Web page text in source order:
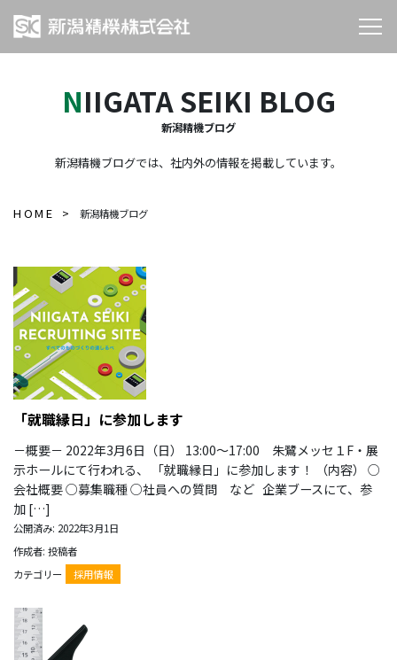
NIIGATA SEIKI BLOG
新潟精機ブログ
新潟精機ブログでは、社内外の情報を掲載しています。
HOME 新潟精機ブログ
「就職縁日」に参加します
－概要－ 2022年3月6日（日） 13:00～17:00 朱鷺メッセ１F・展
示ホールにて行われる、 「就職縁日」に参加します！ （内容） ○
会社概要 ○募集職種 ○社員への質問 など 企業ブースにて、参
加 […]
公開済み: 2022年3月1日
作成者: 投稿者
カテゴリー
採用情報